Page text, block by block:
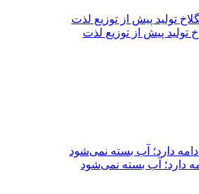
تولید پیش از توزیع لذت